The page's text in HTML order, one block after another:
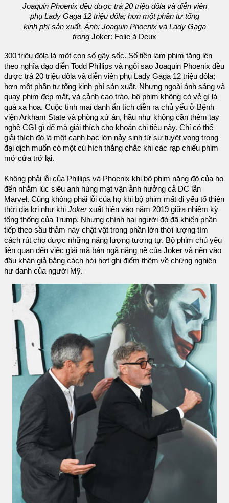
Joaquin Phoenix đều được trả 20 triệu đôla và diễn viên
phụ Lady Gaga 12 triệu đôla; hơn một phần tư tổng
kinh phí sản xuất. Ảnh: Joaquin Phoenix và Lady Gaga
trong Joker: Folie à Deux
300 triệu đôla là một con số gây sốc. Số tiền làm phim tăng lên
theo nghĩa đạo diễn Todd Phillips và ngôi sao Joaquin Phoenix đều
được trả 20 triệu đôla và diễn viên phụ Lady Gaga 12 triệu đôla;
hơn một phần tư tổng kinh phí sản xuất. Nhưng ngoài ánh sáng và
quay phim đẹp mắt, và cảnh cao trào, bộ phim không có vẻ gì là
quá xa hoa. Cuộc tình mai danh ẩn tích diễn ra chủ yếu ở Bệnh
viện Arkham State và phòng xử án, hầu như không cần thêm tay
nghề CGI gì để mà giải thích cho khoản chi tiêu này. Chỉ có thể
giải thích đó là một canh bạc lớn nảy sinh từ sự tuyệt vọng trong
đại dịch muốn có một cú hích thắng chắc khi các rạp chiếu phim
mở cửa trở lại.
Không phải lỗi của Phillips và Phoenix khi bộ phim nặng đô của họ
đến nhằm lúc siêu anh hùng mạt vận ảnh hưởng cả DC lẫn
Marvel. Cũng không phải lỗi của họ khi bộ phim mất đi yếu tố thiên
thời địa lợi như khi Jokerxuất hiện vào năm 2019 giữa nhiệm kỳ
tổng thống của Trump. Nhưng chính hai người đó đã khiến phần
tiếp theo sầu thảm này chật vật trong phần lớn thời lượng tìm
cách rút cho được những năng lượng tương tự. Bộ phim chủ yếu
liên quan đến việc giải mã bản ngã nặng nề của Joker và nện vào
đầu khán giả bằng cách hời hợt ghi điểm thêm về chứng nghiện
hư danh của người Mỹ.